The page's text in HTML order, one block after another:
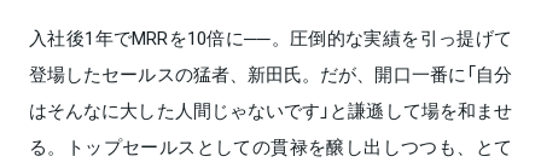
入社後1年でMRRを10倍に──。圧倒的な実績を引っ提げて
登場したセールスの猛者、新田氏。だが、開口一番に「自分
はそんなに大した人間じゃないです」と謙遜して場を和ませ
る。トップセールスとしての貫禄を醸し出しつつも、とて